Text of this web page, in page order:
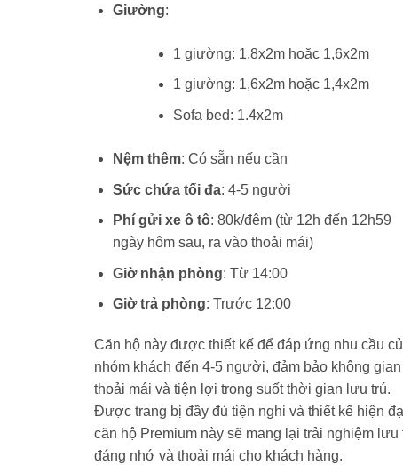
Giường:
1 giường: 1,8x2m hoặc 1,6x2m
1 giường: 1,6x2m hoặc 1,4x2m
Sofa bed: 1.4x2m
Nệm thêm: Có sẵn nếu cần
Sức chứa tối đa: 4-5 người
Phí gửi xe ô tô: 80k/đêm (từ 12h đến 12h59
ngày hôm sau, ra vào thoải mái)
Giờ nhận phòng: Từ 14:00
Giờ trả phòng: Trước 12:00
Căn hộ này được thiết kế để đáp ứng nhu cầu
nhóm khách đến 4-5 người, đảm bảo không gian
thoải mái và tiện lợi trong suốt thời gian lưu trú.
Được trang bị đầy đủ tiện nghi và thiết kế hiện
căn hộ Premium này sẽ mang lại trải nghiệm lưu
đáng nhớ và thoải mái cho khách hàng.